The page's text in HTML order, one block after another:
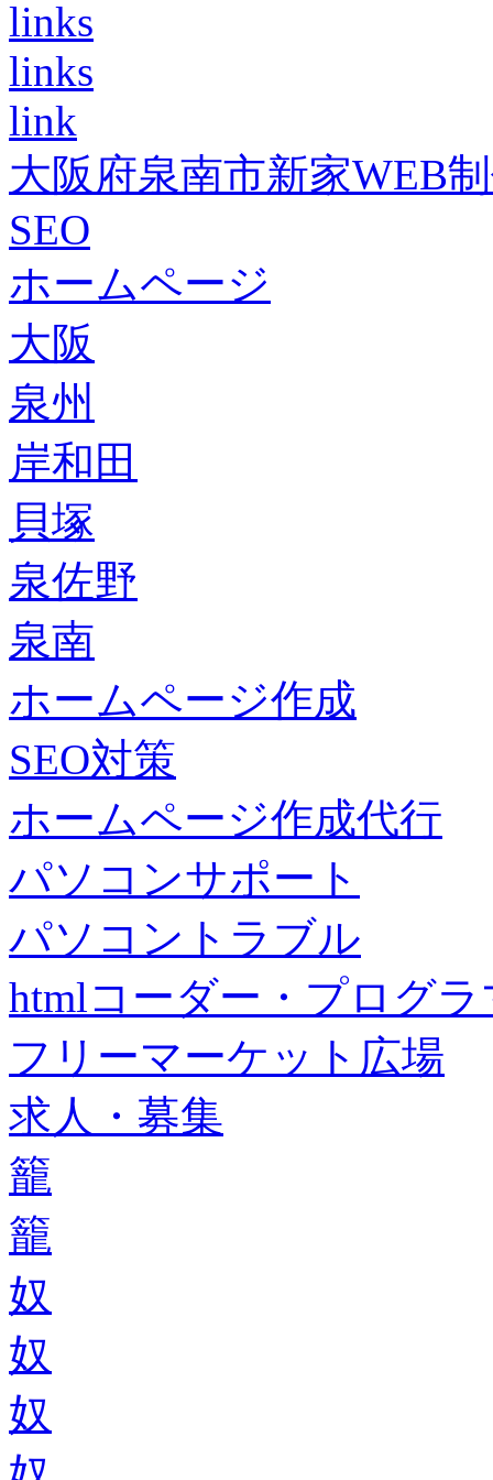
links
links
link
大阪府泉南市新家WEB
SEO
ホームページ
大阪
泉州
岸和田
貝塚
泉佐野
泉南
ホームページ作成
SEO対策
ホームページ作成代行
パソコンサポート
パソコントラブル
htmlコーダー・プログラ
フリーマーケット広場
求人・募集
籠
籠
奴
奴
奴